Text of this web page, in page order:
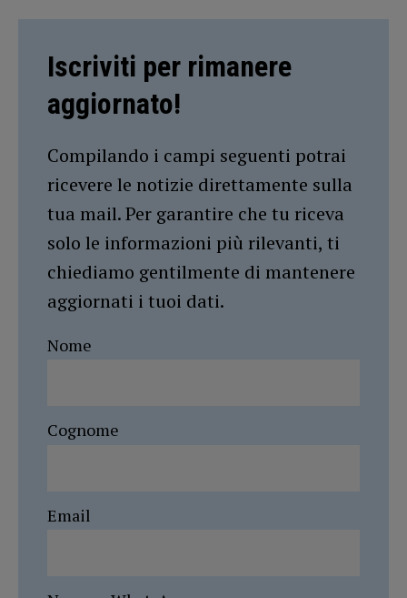
Iscriviti per rimanere
aggiornato!
Compilando i campi seguenti potrai
ricevere le notizie direttamente sulla
tua mail. Per garantire che tu riceva
solo le informazioni più rilevanti, ti
chiediamo gentilmente di mantenere
aggiornati i tuoi dati.
Nome
Cognome
Email